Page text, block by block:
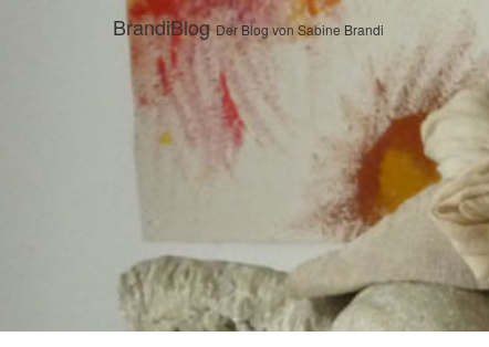
BrandiBlog Der Blog von Sabine Brandi